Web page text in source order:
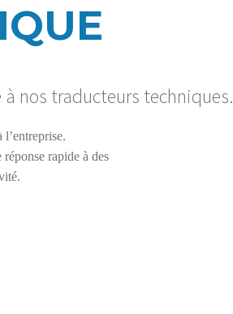
nos traducteurs techniques.
rapide à des